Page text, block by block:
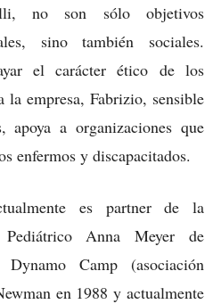
no son sólo objetivos
sino también sociales.
el carácter ético de los
la empresa, Fabrizio, sensible
apoya a organizaciones que
enfermos y discapacitados.
es partner de la
Anna Meyer de
Camp (asociación
en 1988 y actualmente